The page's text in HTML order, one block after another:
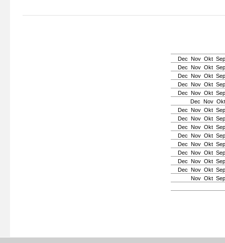
Dec Nov Okt Sep
Dec Nov Okt Sep
Dec Nov Okt Sep
Dec Nov Okt Sep
Dec Nov Okt Sep
Dec Nov Okt
Dec Nov Okt Sep
Dec Nov Okt Sep
Dec Nov Okt Sep
Dec Nov Okt Sep
Dec Nov Okt Sep
Dec Nov Okt Sep
Dec Nov Okt Sep
Dec Nov Okt Sep
Nov Okt Sep